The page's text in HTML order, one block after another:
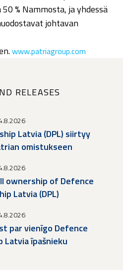
% Nammosta, ja yhdessä
johtavan
www.patriagroup.com
RELEASES
Latvia (DPL) siirtyy
omistukseen
ownership of Defence
Latvia (DPL)
par vienīgo Defence
Latvia īpašnieku